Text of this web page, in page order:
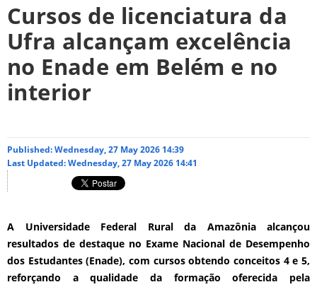
Cursos de licenciatura da
Ufra alcançam excelência
no Enade em Belém e no
interior
Published: Wednesday, 27 May 2026 14:39
Last Updated: Wednesday, 27 May 2026 14:41
A Universidade Federal Rural da Amazônia alcançou
resultados de destaque no Exame Nacional de Desempenho
dos Estudantes (Enade), com cursos obtendo conceitos 4 e 5,
reforçando a qualidade da formação oferecida pela